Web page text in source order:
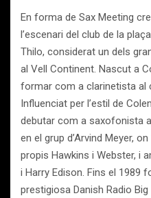
En forma de Sax Meeting
l’escenari del club de la
Thilo, considerat un dels
al Vell Continent. Nascut a
formar com a clarinetista al
Influenciat per l’estil de
debutar com a saxofonista
en el grup d’Arvind Meyer,
propis Hawkins i Webster, i
i Harry Edison. Fins el 1989
prestigiosa Danish Radio